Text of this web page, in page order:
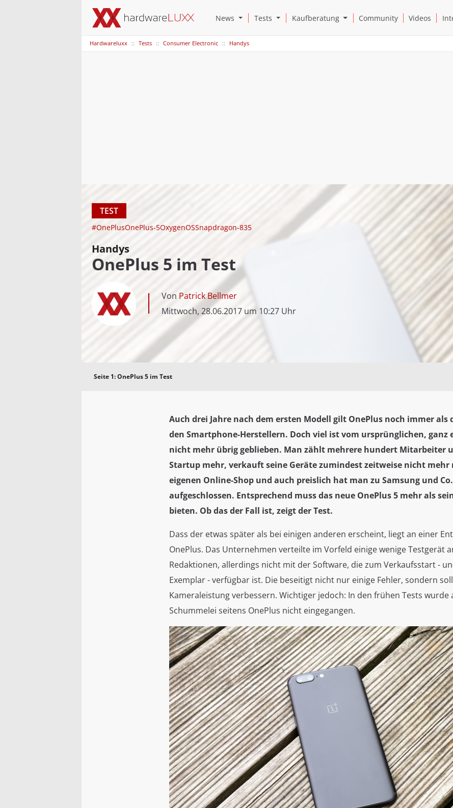
News Open News Submenu
Tests Open Tests Submenu
Kaufberatung Open Kaufberatung Submenu
Community Videos
Hardwareluxx Tests Consumer Electronic Handys
TEST
#OnePlusOnePlus-5OxygenOSSnapdragon-835
Handys
OnePlus 5 im Test
Von Patrick Bellmer
Mittwoch, 28.06.2017 um 10:27 Uhr
Seite 1:OnePlus 5 im Test
Auch drei Jahre nach dem ersten Modell gilt OnePlus noch immer als
den Smartphone-Herstellern. Doch viel ist vom ursprünglichen, ganz
nicht mehr übrig geblieben. Man zählt mehrere hundert Mitarbeiter
Startup mehr, verkauft seine Geräte zumindest zeitweise nicht mehr
eigenen Online-Shop und auch preislich hat man zu Samsung und Co.
aufgeschlossen. Entsprechend muss das neue OnePlus 5 mehr als
bieten. Ob das der Fall ist, zeigt der Test.
Dass der etwas später als bei einigen anderen erscheint, liegt an einer
OnePlus. Das Unternehmen verteilte im Vorfeld einige wenige Testgerät
Redaktionen, allerdings nicht mit der Software, die zum Verkaufsstart -
Exemplar - verfügbar ist. Die beseitigt nicht nur einige Fehler, sondern
Kameraleistung verbessern. Wichtiger jedoch: In den frühen Tests wurde
Schummelei seitens OnePlus nicht eingegangen.